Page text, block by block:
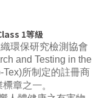
1等級
環保研究檢測協會
and Testing in the
Tex)所制定的註冊商
章之一。